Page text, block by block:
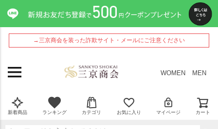
→三京商会を装った詐欺サイト・メールにご注意ください
WOMEN MEN
新着商品 ランキング カテゴリ お気に入り マイページ カート
ペー
ジト
ップ
へ